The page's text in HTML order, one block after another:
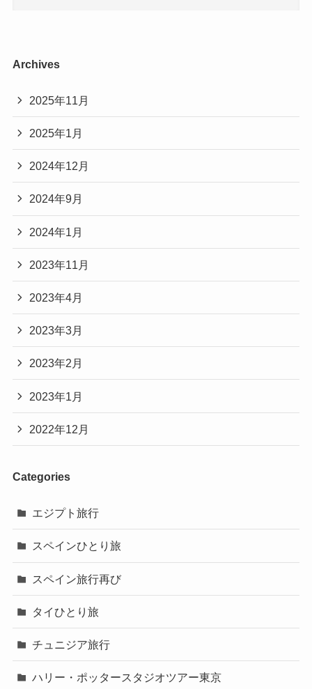
Archives
2025年11月
2025年1月
2024年12月
2024年9月
2024年1月
2023年11月
2023年4月
2023年3月
2023年2月
2023年1月
2022年12月
Categories
エジプト旅行
スペインひとり旅
スペイン旅行再び
タイひとり旅
チュニジア旅行
ハリー・ポッタースタジオツアー東京